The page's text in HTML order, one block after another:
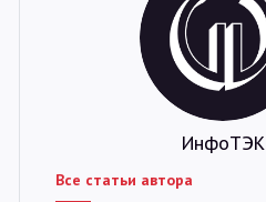
ИнфоТЭК
Все статьи автора